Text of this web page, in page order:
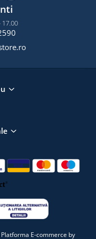
17.00
Platforma E-commerce by